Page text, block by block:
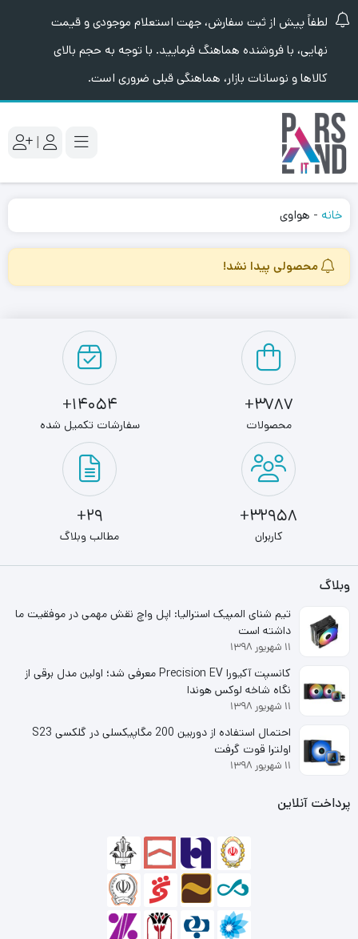
لطفاً پیش از ثبت سفارش، جهت استعلام موجودی و قیمت
نهایی، با فروشنده هماهنگ فرمایید. با توجه به حجم بالای
کالاها و نوسانات بازار، هماهنگی قبلی ضروری است.
|
خانه - هواوی
محصولی پیدا نشد!
3787+
محصولات
14054+
سفارشات تکمیل شده
32958+
کاربران
29+
مطالب وبلاگ
وبلاگ
تیم شنای المپیک استرالیا: اپل واچ نقش مهمی در موفقیت ما
داشته است
۱۱ شهریور ۱۳۹۸
کانسپت آکیورا Precision EV معرفی شد؛ اولین مدل برقی از
نگاه شاخه لوکس هوندا
۱۱ شهریور ۱۳۹۸
احتمال استفاده از دوربین 200 مگاپیکسلی در گلکسی S23
اولترا قوت گرفت
۱۱ شهریور ۱۳۹۸
پرداخت آنلاین